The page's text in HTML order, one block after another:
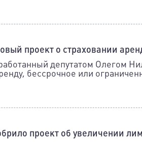
проект о страховании
депутатом Олегом
бессрочное или
проект об увеличении